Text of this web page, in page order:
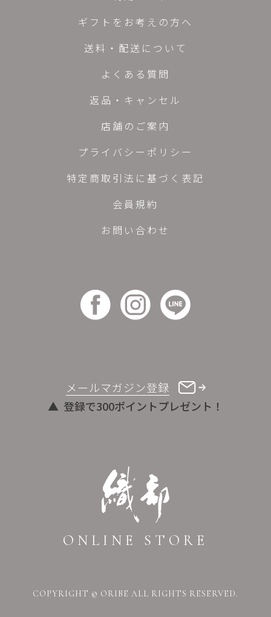
ONLINE STORE
メールマガジン登録
登録で300ポイントプレゼント！
ギフトをお考えの方へ
送料・配送について
よくある質問
返品・キャンセル
店舗のご案内
プライバシーポリシー
特定商取引法に基づく表記
会員規約
お問い合わせ
COPYRIGHT © ORIBE ALL RIGHTS RESERVED.